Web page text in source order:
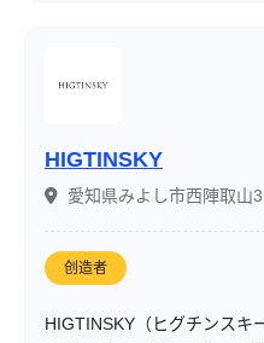
HIGTINSKY
愛知県みよし市西陣取山3
创造者
HIGTINSKY（ヒグチンスキ